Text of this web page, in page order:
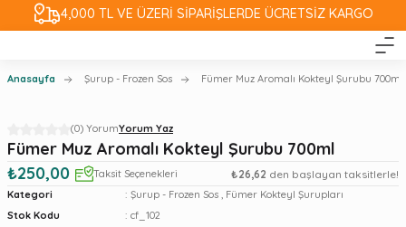
4,000 TL VE ÜZERİ SİPARİŞLERDE ÜCRETSİZ KARGO
Anasayfa Şurup - Frozen Sos Fümer Muz Aromalı Kokteyl Şurubu 700ml
(0) YorumYorum Yaz
Fümer Muz Aromalı Kokteyl Şurubu 700ml
₺250,00
Taksit Seçenekleri ₺26,62 den başlayan taksitlerle!
Kategori Şurup - Frozen Sos , Fümer Kokteyl Şurupları
Stok Kodu
cf_102